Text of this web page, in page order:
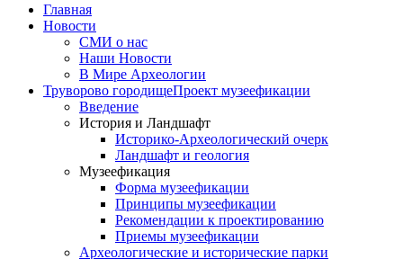
Главная
Новости
СМИ о нас
Наши Новости
В Мире Археологии
Труворово городищеПроект музеефикации
Введение
История и Ландшафт
Историко-Археологический очерк
Ландшафт и геология
Музеефикация
Форма музеефикации
Принципы музеефикации
Рекомендации к проектированию
Приемы музеефикации
Археологические и исторические парки